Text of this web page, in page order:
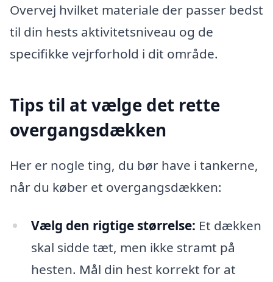
Overvej hvilket materiale der passer bedst
til din hests aktivitetsniveau og de
specifikke vejrforhold i dit område.
Tips til at vælge det rette
overgangsdækken
Her er nogle ting, du bør have i tankerne,
når du køber et overgangsdækken:
Vælg den rigtige størrelse: Et dækken
skal sidde tæt, men ikke stramt på
hesten. Mål din hest korrekt for at